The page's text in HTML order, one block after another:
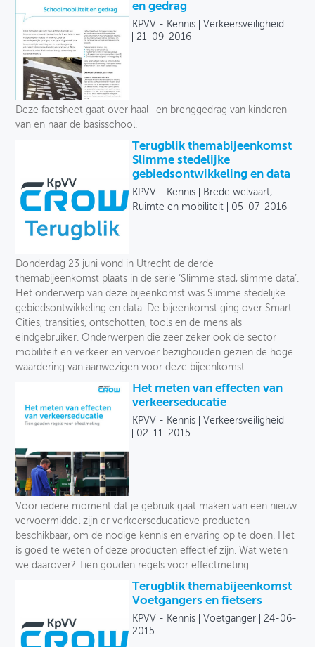
en gedrag
KPVV - Kennis
Verkeersveiligheid
21-09-2016
Deze factsheet gaat over haal- en brenggedrag van kinderen
van en naar de basisschool.
Terugblik themabijeenkomst
Slimme stedelijke
gebiedsontwikkeling en data
KPVV - Kennis
Brede welvaart,
Ruimte en mobiliteit
05-07-2016
Donderdag 23 juni vond in Utrecht de derde
themabijeenkomst plaats in de serie ‘Slimme stad, slimme data’.
Het onderwerp van deze bijeenkomst was Slimme stedelijke
gebiedsontwikkeling en data. De bijeenkomst ging over Smart
Cities, transities, ontschotten, tools en de mens als
eindgebruiker. Onderwerpen die zeer zeker ook de sector
mobiliteit en verkeer en vervoer bezighouden gezien de hoge
waardering van aanwezigen voor deze bijeenkomst.
Het meten van effecten van
verkeerseducatie
KPVV - Kennis
Verkeersveiligheid
02-11-2015
Voor iedere moment dat je gebruik gaat maken van een nieuw
vervoermiddel zijn er verkeerseducatieve producten
beschikbaar, om de nodige kennis en ervaring op te doen. Het
is goed te weten of deze producten effectief zijn. Wat weten
we daarover? Tien gouden regels voor effectmeting.
Terugblik themabijeenkomst
Voetgangers en fietsers
KPVV - Kennis Voetganger
24-06-
2015